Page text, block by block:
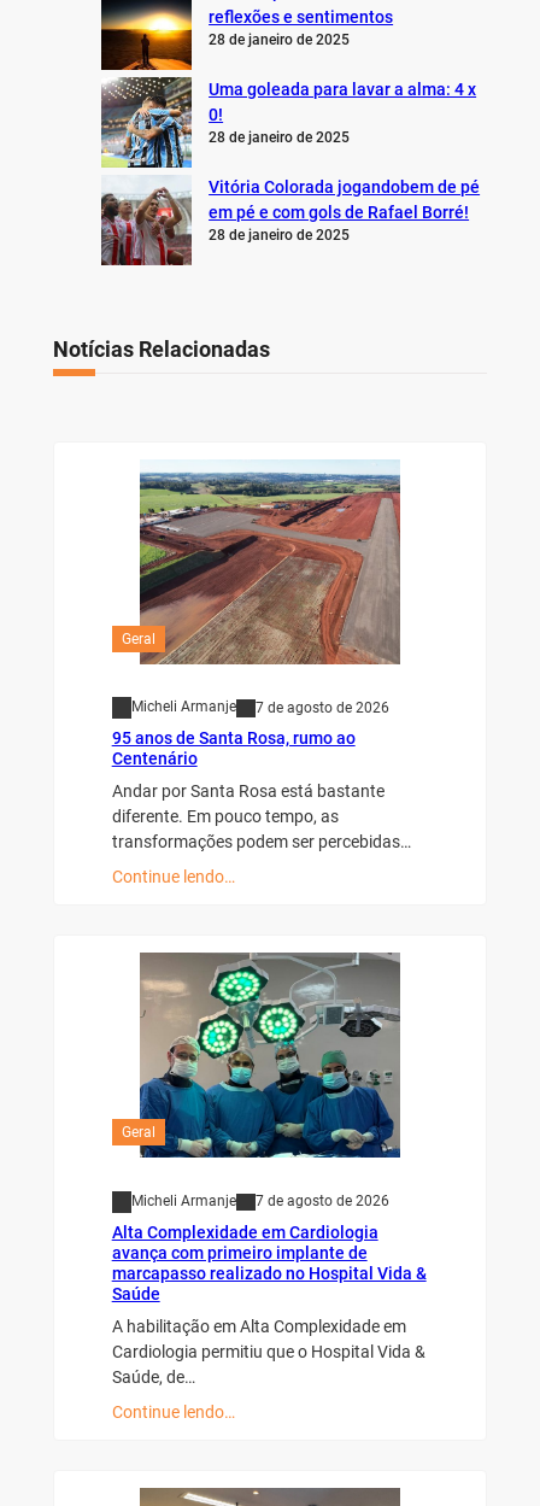
reflexões e sentimentos
28 de janeiro de 2025
Uma goleada para lavar a alma: 4 x
0!
28 de janeiro de 2025
Vitória Colorada jogandobem de pé
em pé e com gols de Rafael Borré!
28 de janeiro de 2025
Notícias Relacionadas
Geral
Micheli Armanje 7 de agosto de 2026
95 anos de Santa Rosa, rumo ao
Centenário
Andar por Santa Rosa está bastante
diferente. Em pouco tempo, as
transformações podem ser percebidas…
Continue lendo…
Geral
Micheli Armanje 7 de agosto de 2026
Alta Complexidade em Cardiologia
avança com primeiro implante de
marcapasso realizado no Hospital Vida &
Saúde
A habilitação em Alta Complexidade em
Cardiologia permitiu que o Hospital Vida &
Saúde, de…
Continue lendo…